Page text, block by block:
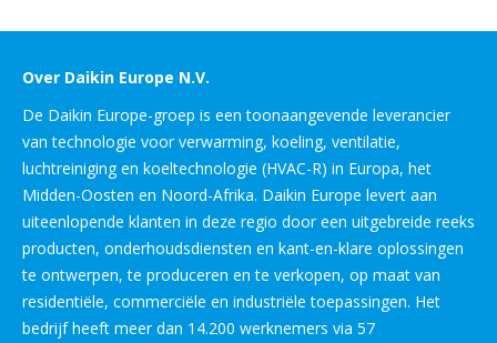
Over Daikin Europe N.V.
De Daikin Europe-groep is een toonaangevende leverancier
van technologie voor verwarming, koeling, ventilatie,
luchtreiniging en koeltechnologie (HVAC-R) in Europa, het
Midden-Oosten en Noord-Afrika. Daikin Europe levert aan
uiteenlopende klanten in deze regio door een uitgebreide reeks
producten, onderhoudsdiensten en kant-en-klare oplossingen
te ontwerpen, te produceren en te verkopen, op maat van
residentiële, commerciële en industriële toepassingen. Het
bedrijf heeft meer dan 14.200 werknemers via 57